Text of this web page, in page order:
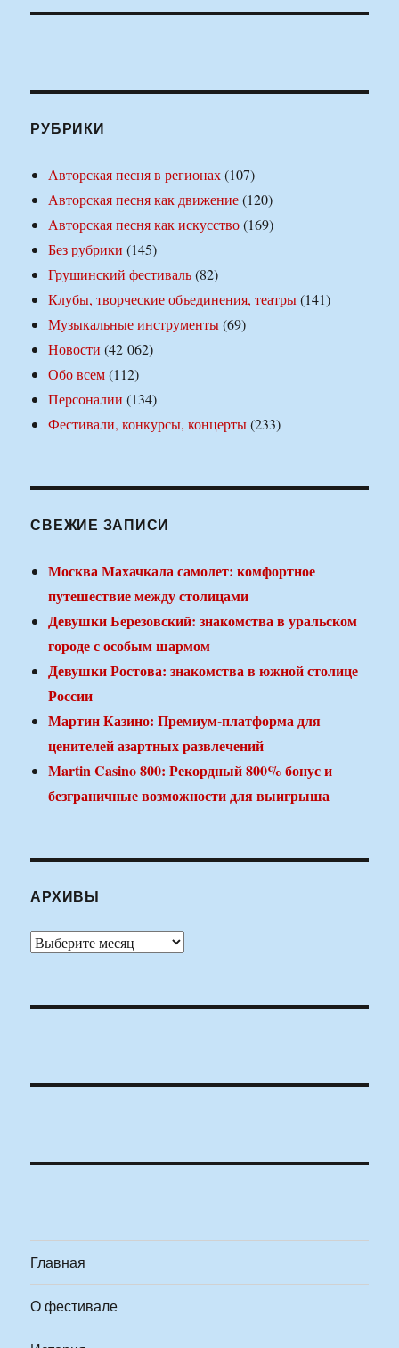
РУБРИКИ
Авторская песня в регионах(107)
Авторская песня как движение(120)
Авторская песня как искусство(169)
Без рубрики (145)
Грушинский фестиваль(82)
Клубы, творческие объединения, театры(141)
Музыкальные инструменты(69)
Новости (42 062)
Обо всем(112)
Персоналии (134)
Фестивали, конкурсы, концерты(233)
СВЕЖИЕ ЗАПИСИ
Москва Махачкала самолет: комфортное
путешествие между столицами
Девушки Березовский: знакомства в уральском
городе с особым шармом
Девушки Ростова: знакомства в южной столице
России
Мартин Казино: Премиум-платформа для
ценителей азартных развлечений
Martin Casino 800: Рекордный 800% бонус и
безграничные возможности для выигрыша
АРХИВЫ
Архивы
Главная
О фестивале